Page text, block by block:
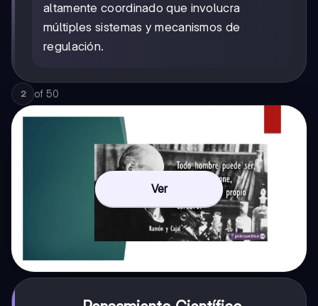
altamente coordinado que involucra
múltiples sistemas y mecanismos de
regulación.
2 of 50
Ver